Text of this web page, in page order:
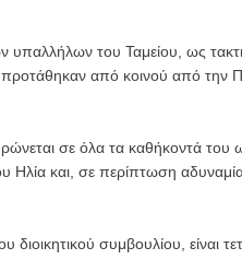
του Ταμείου, ως
προτάθηκαν από κοινού από
σε όλα τα καθήκοντά του
και, σε περίπτωση
συμβουλίου, είναι